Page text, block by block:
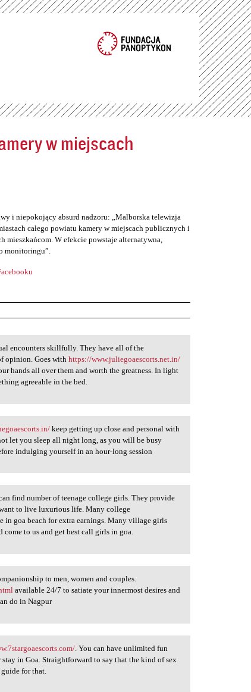
w miejscach
i niepokojący absurd nadzoru: „Malborska telewizja
całego powiatu kamery w miejscach publicznych i
mieszkańcom. W efekcie powstaje alternatywna,
monitoringu”.
encounters skillfully. They have all of the
opinion. Goes withhttps://www.juliegoaescorts.net.in/
hands all over them and worth the greatness. In light
agreeable in the bed.
keep getting up close and personal with
let you sleep all night long, as you will be busy
indulging yourself in an hour-long session
find number of teenage college girls. They provide
to live luxurious life. Many college
in goa beach for extra earnings. Many village girls
come to us and get best call girls in goa.
to men, women and couples.
available 24/7 to satiate your innermost desires and
do in Nagpur
. You can have unlimited fun
in Goa. Straightforward to say that the kind of sex
for that.